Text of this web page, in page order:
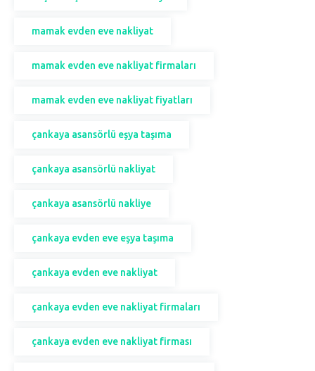
mamak evden eve nakliyat
mamak evden eve nakliyat firmaları
mamak evden eve nakliyat fiyatları
çankaya asansörlü eşya taşıma
çankaya asansörlü nakliyat
çankaya asansörlü nakliye
çankaya evden eve eşya taşıma
çankaya evden eve nakliyat
çankaya evden eve nakliyat firmaları
çankaya evden eve nakliyat firması